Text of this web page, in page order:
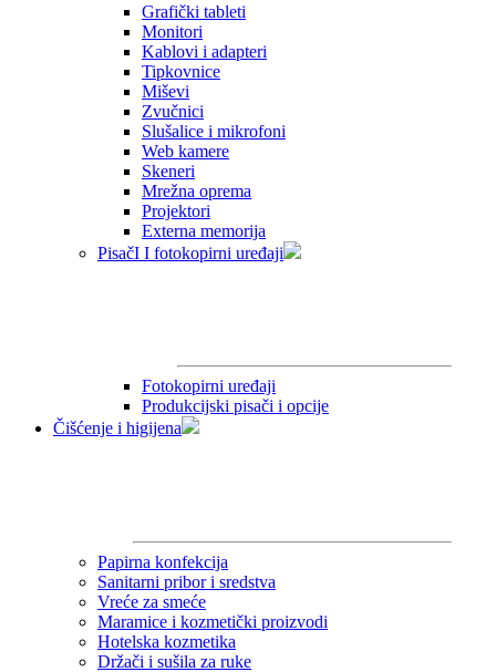
Grafički tableti
Monitori
Kablovi i adapteri
Tipkovnice
Miševi
Zvučnici
Slušalice i mikrofoni
Web kamere
Skeneri
Mrežna oprema
Projektori
Externa memorija
PisačI I fotokopirni uređaji
Fotokopirni uređaji
Produkcijski pisači i opcije
Čišćenje i higijena
Papirna konfekcija
Sanitarni pribor i sredstva
Vreće za smeće
Maramice i kozmetički proizvodi
Hotelska kozmetika
Držači i sušila za ruke